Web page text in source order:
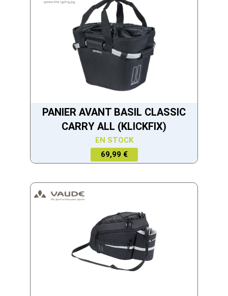
PANIER AVANT BASIL CLASSIC
CARRY ALL (KLICKFIX)
EN STOCK
69,99 €